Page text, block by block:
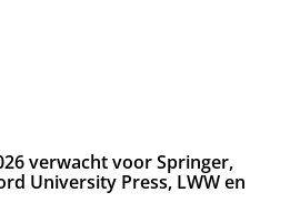
verwacht voor Springer,
University Press, LWW en